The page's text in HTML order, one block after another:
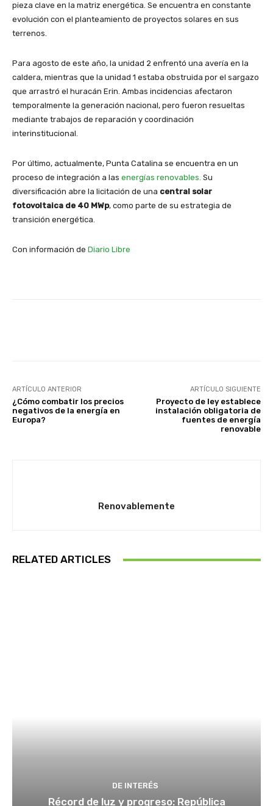
pieza clave en la matriz energética. Se encuentra en constante
evolución con el planteamiento de proyectos solares en sus
terrenos.
Para agosto de este año, la unidad 2 enfrentó una avería en la
caldera, mientras que la unidad 1 estaba obstruida por el sargazo
que arrastró el huracán Erin. Ambas incidencias afectaron
temporalmente la generación nacional, pero fueron resueltas
mediante trabajos de reparación y coordinación
interinstitucional.
Por último, actualmente, Punta Catalina se encuentra en un
proceso de integración a las energías renovables. Su
diversificación abre la licitación de una central solar
fotovoltaica de 40 MWp, como parte de su estrategia de
transición energética.
Con información de Diario Libre
ARTÍCULO ANTERIOR
¿Cómo combatir los precios
negativos de la energía en
Europa?
ARTÍCULO SIGUIENTE
Proyecto de ley establece
instalación obligatoria de
fuentes de energía
renovable
Renovablemente
RELATED ARTICLES
DE INTERÉS
Récord de luz y progreso: República